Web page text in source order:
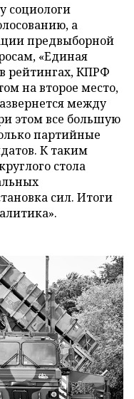
социологи
а
предвыборной
«Единая
рейтингах, КПРФ
на второе место,
между
этом все большую
партийные
К таким
стола
сил. Итоги